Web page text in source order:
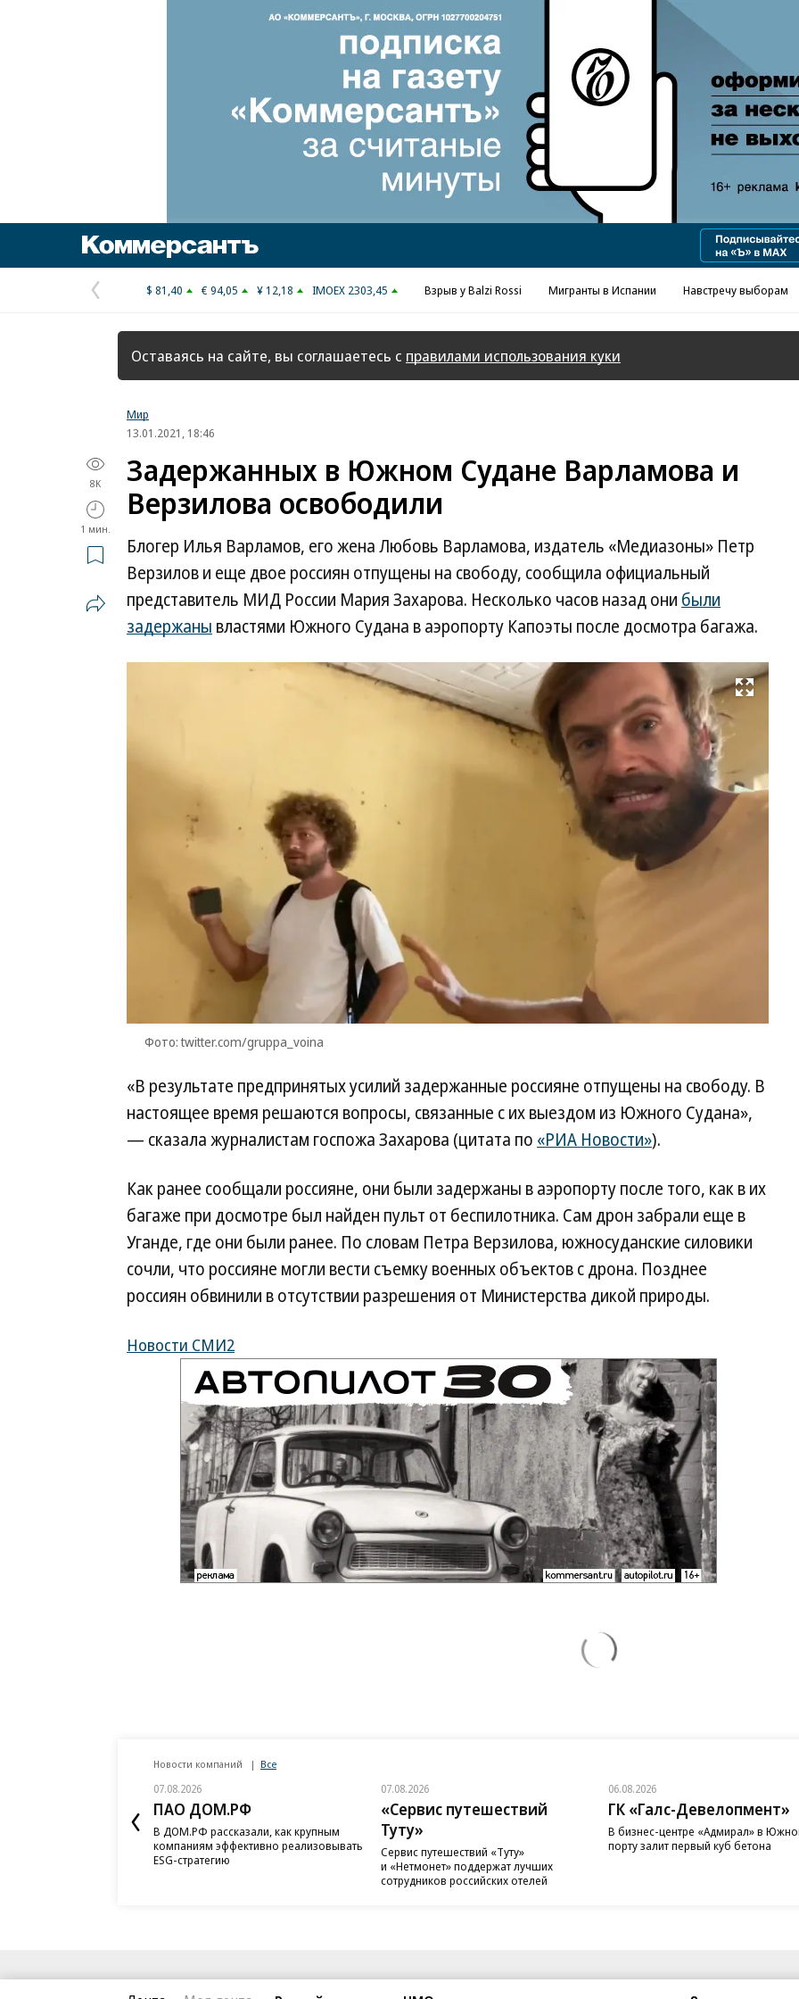
Реклама в «Ъ» www.kommersant.ru/ad
Предыдущая
страница
$ 81,40 € 94,05 ¥ 12,18 IMOEX 2303,45 Взрыв у Balzi Rossi Мигранты в Испании Навстречу выборам
Оставаясь на сайте, вы соглашаетесь с правилами использования куки
Мир
13.01.2021, 18:46
8K
1 мин.
Задержанных в Южном Судане Варламова и
Верзилова освободили
Блогер Илья Варламов, его жена Любовь Варламова, издатель «Медиазоны» Петр
Верзилов и еще двое россиян отпущены на свободу, сообщила официальный
представитель МИД России Мария Захарова. Несколько часов назад они были
задержаны властями Южного Судана в аэропорту Капоэты после досмотра багажа.
Развернуть на весь экран
Фото: twitter.com/gruppa_voina
«В результате предпринятых усилий задержанные россияне отпущены на свободу. В
настоящее время решаются вопросы, связанные с их выездом из Южного Судана»,
— сказала журналистам госпожа Захарова (цитата по «РИА Новости»).
Как ранее сообщали россияне, они были задержаны в аэропорту после того, как в их
багаже при досмотре был найден пульт от беспилотника. Сам дрон забрали еще в
Уганде, где они были ранее. По словам Петра Верзилова, южносуданские силовики
сочли, что россияне могли вести съемку военных объектов с дрона. Позднее
россиян обвинили в отсутствии разрешения от Министерства дикой природы.
Новости СМИ2
Новости компаний Все
07.08.2026
ПАО ДОМ.РФ
В ДОМ.РФ рассказали, как крупным
компаниям эффективно реализовывать
ESG-стратегию
07.08.2026
«Сервис путешествий
Туту»
Сервис путешествий «Туту»
и «Нетмонет» поддержат лучших
сотрудников российских отелей
06.08.2026
ГК «Галс-Девелопмент»
В бизнес-центре «Адмирал» в
порту залит первый куб бетона
Благотворительный фонд
О «Коммерсанте»
Реклама
Обратная связь